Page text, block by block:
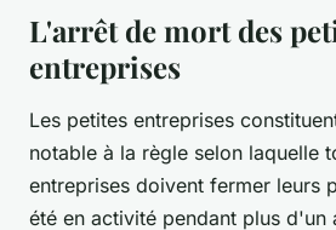
L'arrêt de mort des
entreprises
Les petites entreprises
notable à la règle selon laquelle
entreprises doivent fermer leurs
été en activité pendant plus d'un